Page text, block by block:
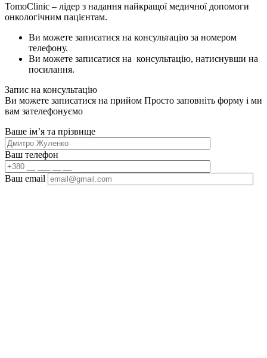
TomoClinic – лідер з надання найкращої медичної допомоги
онкологічним пацієнтам.
Ви можете записатися на консультацію за номером
телефону.
Ви можете записатися на консультацію, натиснувши на
посилання.
Запис на консультацію
Ви можете записатися на прийом Просто заповніть форму і ми
вам зателефонуємо
Ваше імʼя та прізвище
Ваш телефон
Ваш email